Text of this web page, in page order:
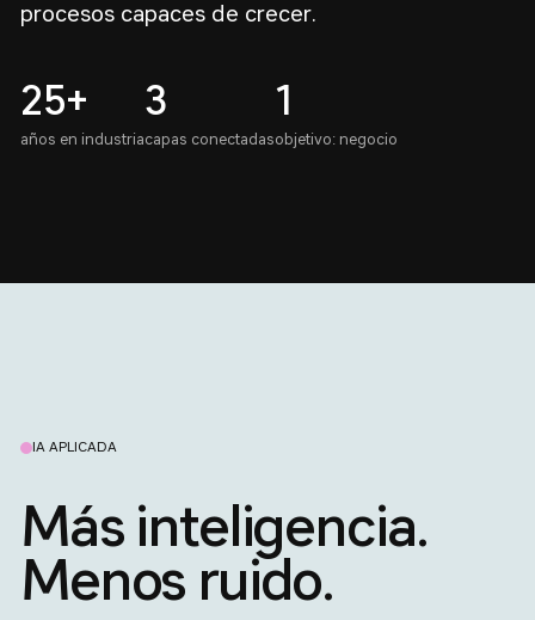
procesos capaces de crecer.
25+
años en industria
3
capas conectadas
1
objetivo: negocio
IA APLICADA
Más inteligencia.
Menos ruido.